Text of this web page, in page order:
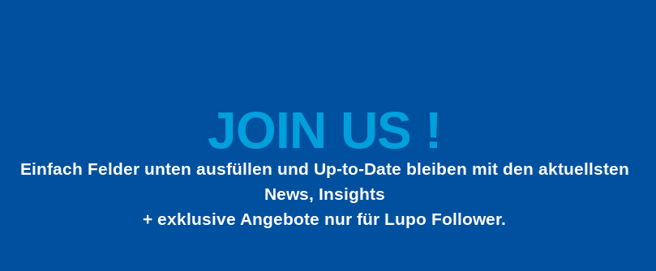
JOIN US !
Einfach Felder unten ausfüllen und Up-to-Date bleiben mit den aktuellsten
News, Insights
+ exklusive Angebote nur für Lupo Follower.